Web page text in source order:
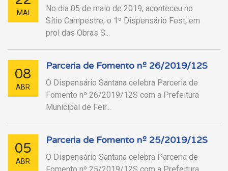
MAI
No dia 05 de maio de 2019, aconteceu no
Sítio Campestre, o 1º Dispensário Fest, em
prol das Obras S...
08
ABR
Parceria de Fomento nº 26/2019/12S
O Dispensário Santana celebra Parceria de
Fomento nº 26/2019/12S com a Prefeitura
Municipal de Feir...
05
ABR
Parceria de Fomento nº 25/2019/12S
O Dispensário Santana celebra Parceria de